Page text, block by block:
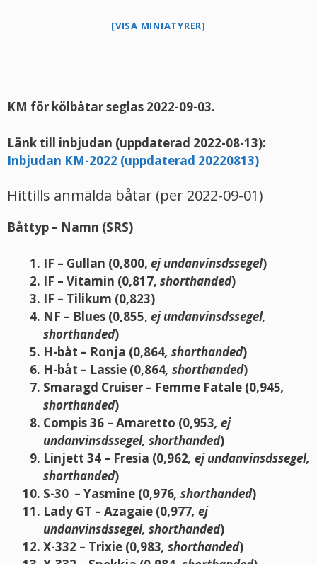
[VISA MINIATYRER]
KM för kölbåtar seglas 2022-09-03.
Länk till inbjudan (uppdaterad 2022-08-13):
Inbjudan KM-2022 (uppdaterad 20220813)
Hittills anmälda båtar (per 2022-09-01)
Båttyp – Namn (SRS)
IF – Gullan (0,800, ej undanvinsdssegel)
IF – Vitamin (0,817, shorthanded)
IF – Tilikum (0,823)
NF – Blues (0,855, ej undanvinsdssegel,
shorthanded)
H-båt – Ronja (0,864, shorthanded)
H-båt – Lassie (0,864, shorthanded)
Smaragd Cruiser – Femme Fatale (0,945,
shorthanded)
Compis 36 – Amaretto (0,953, ej
undanvinsdssegel, shorthanded)
Linjett 34 – Fresia (0,962, ej undanvinsdssegel,
shorthanded)
S-30 – Yasmine (0,976, shorthanded)
Lady GT – Azagaie (0,977, ej
undanvinsdssegel, shorthanded)
X-332 – Trixie (0,983, shorthanded)